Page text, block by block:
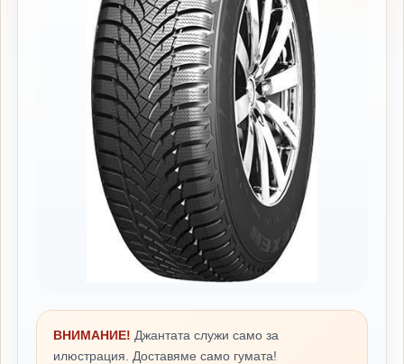
ВНИМАНИЕ! Джантата служи само за
илюстрация. Доставяме само гумата!